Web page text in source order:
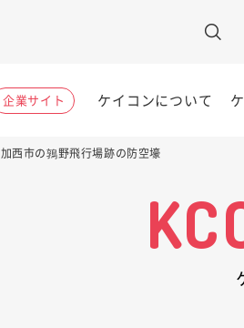
企業サイト ケイコンについて
加西市の鶉野飛行場跡の防空壕